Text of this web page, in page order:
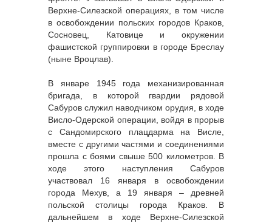
Верхне-Силезской операциях, в том числе
в освобождении польских городов Краков,
Сосновец, Катовице и окружении
фашистской группировки в городе Бреслау
(ныне Вроцлав).
В январе 1945 года механизированная
бригада, в которой гвардии рядовой
Сабуров служил наводчиком орудия, в ходе
Висло-Одерской операции, войдя в прорыв
с Сандомирского плацдарма на Висле,
вместе с другими частями и соединениями
прошла с боями свыше 500 километров. В
ходе этого наступления Сабуров
участвовал 16 января в освобождении
города Мехув, а 19 января – древней
польской столицы города Краков. В
дальнейшем в ходе Верхне-Силезской